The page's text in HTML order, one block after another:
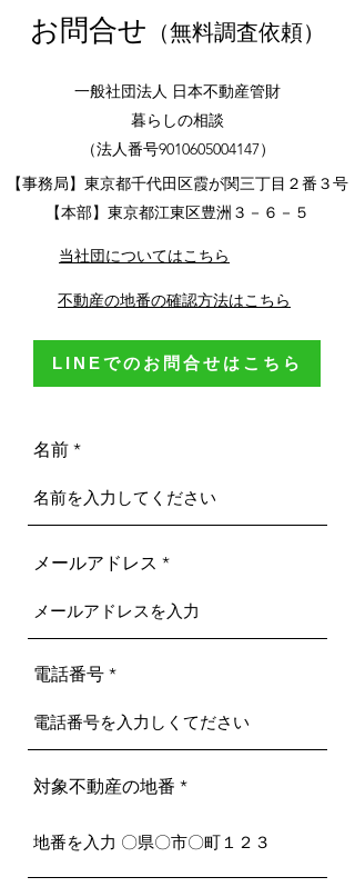
お問合せ （無料調査依頼）
一般社団法人 日本不動産管財
​暮らしの相談
（法人番号9010605004147）
【事務局】東京都千代田区霞が関三丁目２番３号
【本部】東京都江東区豊洲３－６－５
当社団についてはこちら
不動産の地番の確認方法はこちら
LINEでのお問合せはこちら
名前
メールアドレス
電話番号
対象不動産の地番